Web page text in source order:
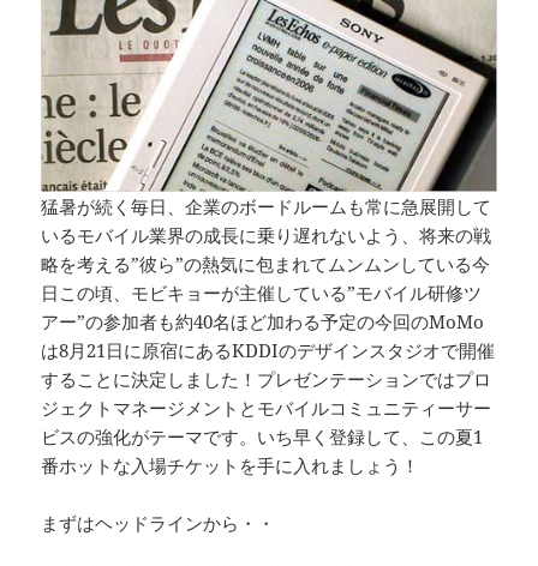
猛暑が続く毎日、企業のボードルームも常に急展開して
いるモバイル業界の成長に乗り遅れないよう、将来の戦
略を考える”彼ら”の熱気に包まれてムンムンしている今
日この頃、モビキョーが主催している”モバイル研修ツ
アー”の参加者も約40名ほど加わる予定の今回のMoMo
は8月21日に原宿にあるKDDIのデザインスタジオで開催
することに決定しました！プレゼンテーションではプロ
ジェクトマネージメントとモバイルコミュニティーサー
ビスの強化がテーマです。いち早く登録して、この夏1
番ホットな入場チケットを手に入れましょう！
まずはヘッドラインから・・